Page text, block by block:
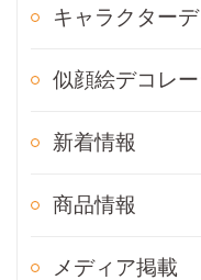
キャラクター
似顔絵デコレ
新着情報
商品情報
メディア掲載